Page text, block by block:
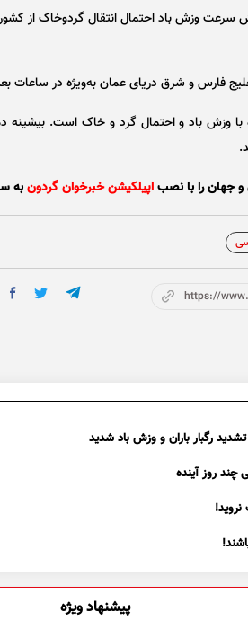
سرعت وزش باد احتمال انتقال گردوخاک از
فارس و شرق دریای عمان به‌ویژه در ساعات
و جهان را با نصباپیلکیشن خبرخوان گردونبه
https://
رگبار باران و وزش باد شدید
پیشنهاد ویژه